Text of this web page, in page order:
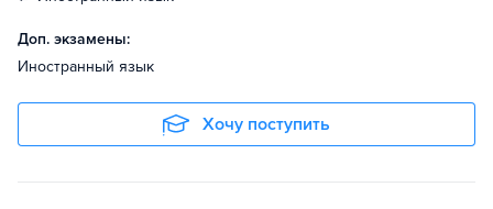
Доп. экзамены:
Иностранный язык
Хочу поступить